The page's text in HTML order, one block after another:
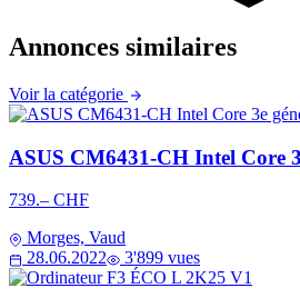
Annonces similaires
Voir la catégorie
ASUS CM6431-CH Intel Core
739.– CHF
Morges, Vaud
28.06.2022
3'899 vues